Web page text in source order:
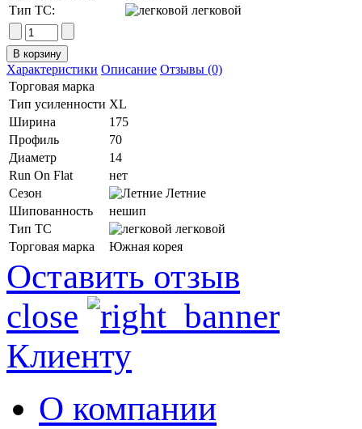
Тип ТС:
легковой
Характеристики Описание Отзывы (0)
Торговая марка
Тип усиленности XL
Ширина
175
Профиль
70
Диаметр
14
Run On Flat
нет
Сезон
Летние
Шипованность
нешип
Тип ТС
легковой
Торговая марка
Южная корея
Оставить отзыв
close
Клиенту
О компании